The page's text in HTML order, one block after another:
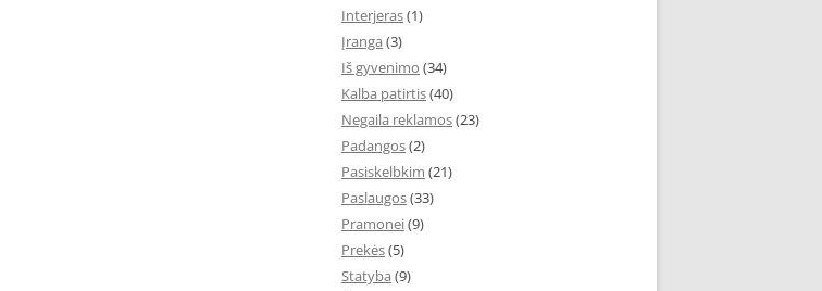
Interjeras(1)
Įranga (3)
Iš gyvenimo (34)
Kalba patirtis(40)
Negaila reklamos(23)
Padangos(2)
Pasiskelbkim (21)
Paslaugos(33)
Pramonei(9)
Prekės(5)
Statyba (9)